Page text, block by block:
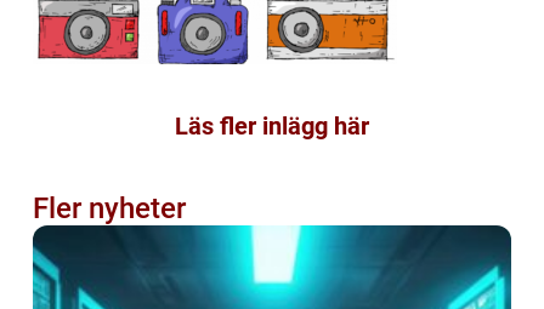
Läs fler inlägg här
Fler nyheter